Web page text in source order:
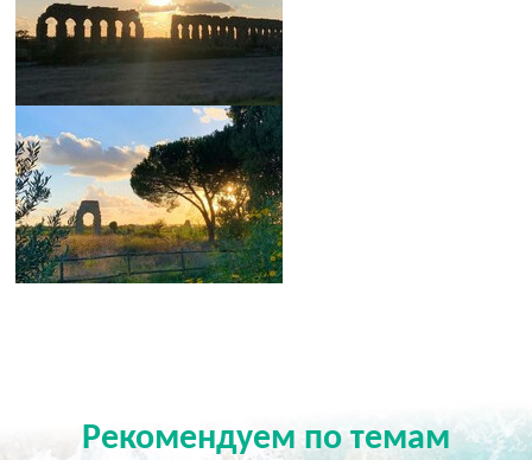
Рекомендуем по темам